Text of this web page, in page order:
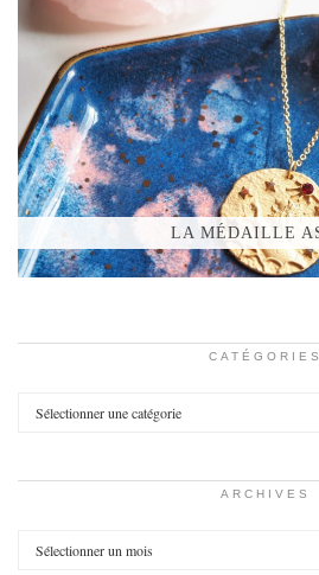
LA MÉDAILLE
CATÉGORIES
ARCHIVES